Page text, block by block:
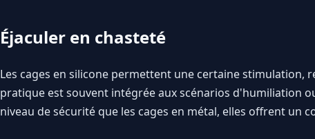
Éjaculer en chasteté
Les cages en silicone permettent une certaine stimulation,
pratique est souvent intégrée aux scénarios d'humiliation
niveau de sécurité que les cages en métal, elles offrent